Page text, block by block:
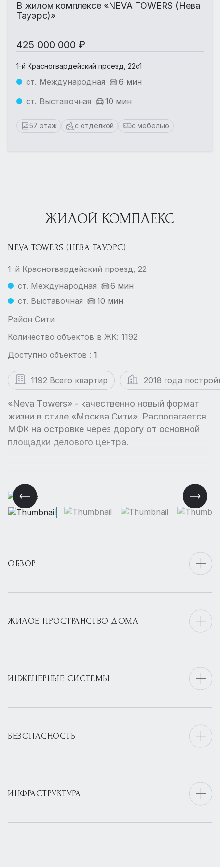
В жилом комплексе «NEVA TOWERS (Нева
Тауэрс)»
425 000 000 ₽
1-й Красногвардейский проезд, 22с1
ст. Международная
6 мин
ст. Выставочная
10 мин
57 этаж с отделкой с мебелью
ЖИЛОЙ КОМПЛЕКС
NEVA TOWERS (НЕВА ТАУЭРС)
1-й Красногвардейский проезд, 22
ст. Международная
6 мин
ст. Выставочная
10 мин
Район Сити
Количество объектов в ЖК: 1192
Доступно объектов : 1
1192 Всего квартир 2018 года
«Neva Towers» - качественно новый формат
жизни в стиле «Москва Сити». Располагается
МФК на островке через дорогу от основной
площадки делового центра.
ОБЗОР
ЖИЛОЕ ПРОСТРАНСТВО ДОМА
ИНЖЕНЕРНЫЕ СИСТЕМЫ
БЕЗОПАСНОСТЬ
ИНФРАСТРУКТУРА